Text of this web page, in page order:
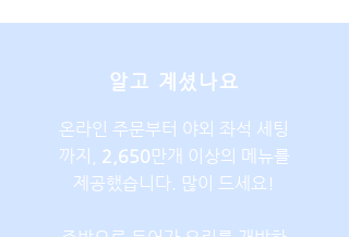
알고 계셨나요
온라인 주문부터 야외 좌석 세팅
까지, 2,650만개 이상의 메뉴를
제공했습니다. 많이 드세요!